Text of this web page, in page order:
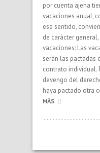
por cuenta ajena
vacaciones anual,
ese sentido,
de carácter
vacaciones: Las
serán las pactadas
contrato individual.
devengo del
haya pactado otra
MÁS